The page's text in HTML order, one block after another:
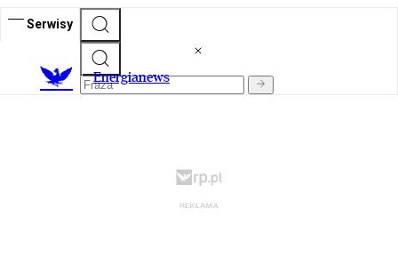
Serwisy
Energianews